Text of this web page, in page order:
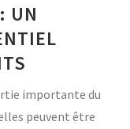
UN
importante du
peuvent être